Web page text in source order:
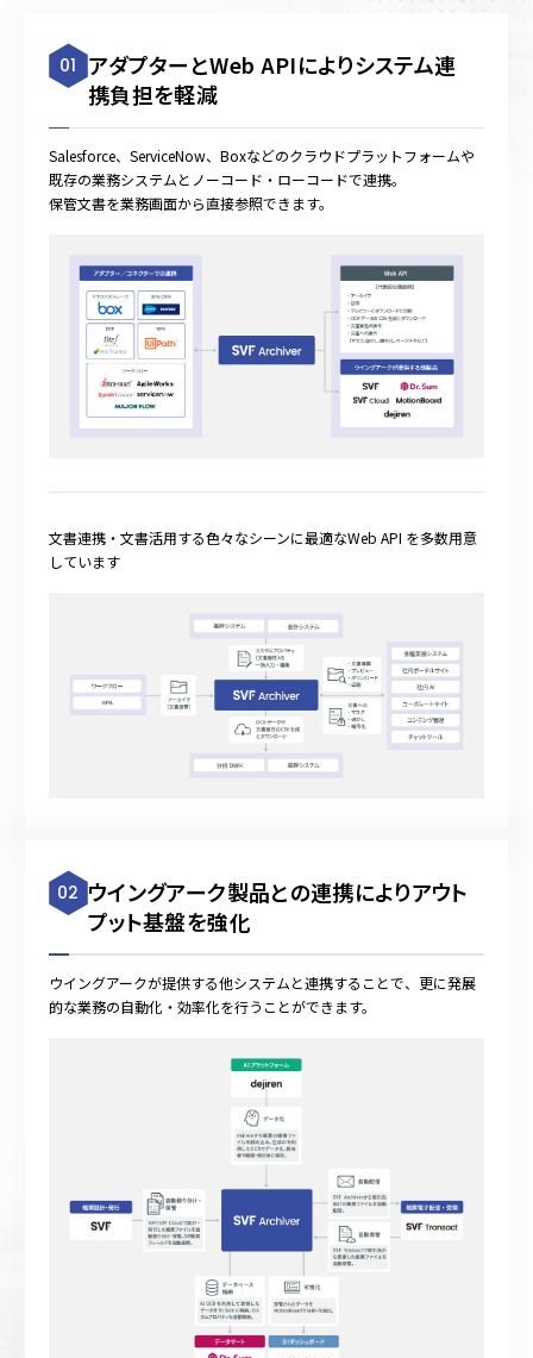
01 アダプターとWeb APIによりシステム連
携負担を軽減
Salesforce、ServiceNow、Boxなどのクラウドプラットフォームや
既存の業務システムとノーコード・ローコードで連携。
保管文書を業務画面から直接参照できます。
文書連携・文書活用する色々なシーンに最適なWeb API を多数用意
しています
02 ウイングアーク製品との連携によりアウト
プット基盤を強化
ウイングアークが提供する他システムと連携することで、更に発展
的な業務の自動化・効率化を行うことができます。